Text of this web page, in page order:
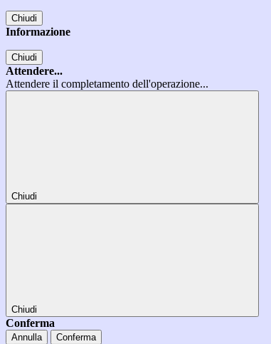
Chiudi
Informazione
Chiudi
Attendere...
Attendere il completamento dell'operazione...
Chiudi
Chiudi
Conferma
Annulla Conferma